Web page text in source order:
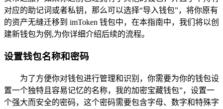
对应的助记词或者私钥，那么可以选择“导入钱包”，将你原有
的资产无缝迁移到 imToken 钱包中，在本指南中，我们将以创
建新钱包为例,为你详细介绍后续的流程。
设置钱包名称和密码
为了方便你对钱包进行管理和识别，你需要为你的钱包设
置一个独特且容易记忆的名称，我的加密宝藏钱包”，设置一
个强大而安全的密码，这个密码需要包含字母、数字和特殊字